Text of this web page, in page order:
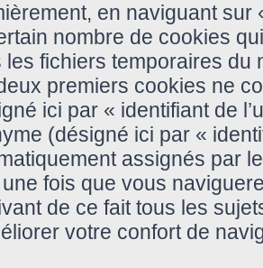
en naviguant
nombre de cookies
les fichiers temporaires du
premiers cookies ne
ici par « identifiant de
(désigné ici par «
assignés par
fois que vous
de ce fait tous les
votre confort de